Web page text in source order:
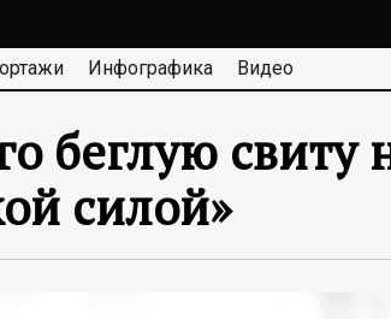
Инфографика Видео
беглую свиту
силой»